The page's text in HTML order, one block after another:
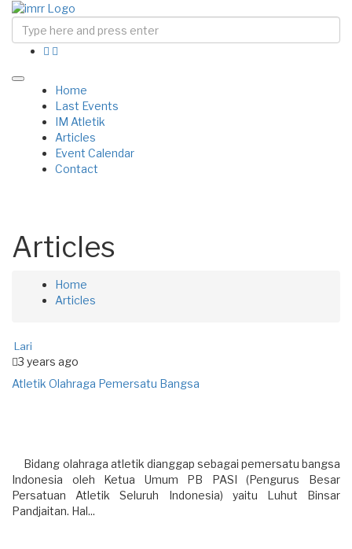
Home
Last Events
IM Atletik
Articles
Event Calendar
Contact
Articles
Home
Articles
Lari
3 years ago
Atletik Olahraga Pemersatu Bangsa
Bidang olahraga atletik dianggap sebagai pemersatu bangsa
Indonesia oleh Ketua Umum PB PASI (Pengurus Besar
Persatuan Atletik Seluruh Indonesia) yaitu Luhut Binsar
Pandjaitan. Hal...